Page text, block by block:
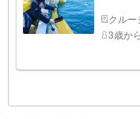
クルー
3歳から